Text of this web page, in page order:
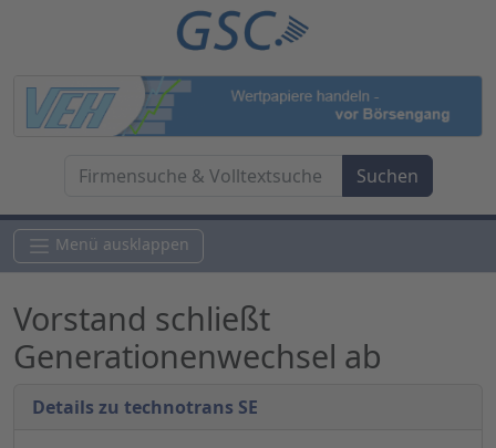
Menü ausklappen
Vorstand schließt
Generationenwechsel ab
Details zu technotrans SE